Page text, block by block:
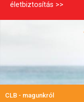
életbiztosítás
CLB - magunkról